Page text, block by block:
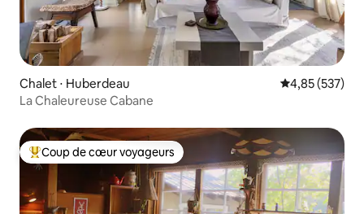
Chalet ⋅ Huberdeau Évaluation
4,85 (537)
La Chaleureuse Cabane
Coups de cœur voyageurs les plus appréciés
Coup de cœur voyageurs